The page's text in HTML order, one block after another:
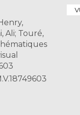
Ali; Touré,